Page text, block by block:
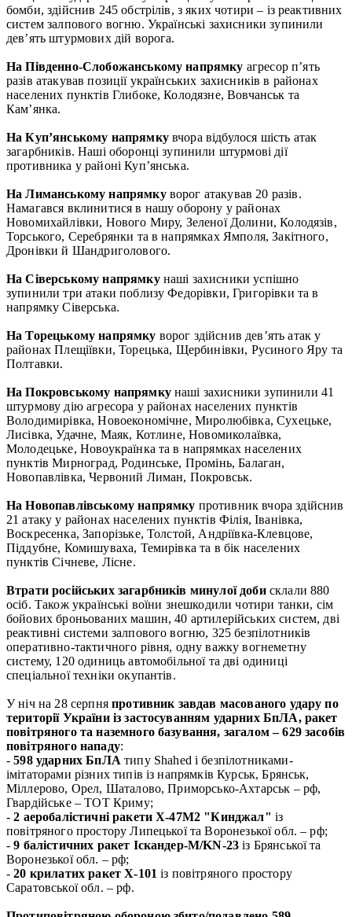
бомби, здійснив 245 обстрілів, з яких чотири – із реактивних
систем залпового вогню. Українські захисники зупинили
дев’ять штурмових дій ворога.
На Південно-Слобожанському напрямку агресор п’ять
разів атакував позиції українських захисників в районах
населених пунктів Глибоке, Колодязне, Вовчанськ та
Кам’янка.
На Куп’янському напрямкувчора відбулося шість атак
загарбників. Наші оборонці зупинили штурмові дії
противника у районі Куп’янська.
На Лиманському напрямкуворог атакував 20 разів.
Намагався вклинитися в нашу оборону у районах
Новомихайлівки, Нового Миру, Зеленої Долини, Колодязів,
Торського, Серебрянки та в напрямках Ямполя, Закітного,
Дронівки й Шандриголового.
На Сіверському напрямкунаші захисники успішно
зупинили три атаки поблизу Федорівки, Григорівки та в
напрямку Сіверська.
На Торецькому напрямку ворог здійснив дев’ять атак у
районах Плещіївки, Торецька, Щербинівки, Русиного Яру та
Полтавки.
На Покровському напрямкунаші захисники зупинили 41
штурмову дію агресора у районах населених пунктів
Володимирівка, Новоекономічне, Миролюбівка, Сухецьке,
Лисівка, Удачне, Маяк, Котлине, Новомиколаївка,
Молодецьке, Новоукраїнка та в напрямках населених
пунктів Мирноград, Родинське, Промінь, Балаган,
Новопавлівка, Червоний Лиман, Покровськ.
На Новопавлівському напрямку противник вчора здійснив
21 атаку у районах населених пунктів Філія, Іванівка,
Воскресенка, Запорізьке, Толстой, Андріївка-Клевцове,
Піддубне, Комишуваха, Темирівка та в бік населених
пунктів Січневе, Лісне.
Втрати російських загарбників минулої доби склали 880
осіб. Також українські воїни знешкодили чотири танки, сім
бойових броньованих машин, 40 артилерійських систем, дві
реактивні системи залпового вогню, 325 безпілотників
оперативно-тактичного рівня, одну важку вогнеметну
систему, 120 одиниць автомобільної та дві одиниці
спеціальної техніки окупантів.
У ніч на 28 серпняпротивник завдав масованого удару по
території України із застосуванням ударних БпЛА, ракет
повітряного та наземного базування, загалом – 629 засобів
повітряного нападу:
-598 ударних БпЛАтипу Shahed і безпілотниками-
імітаторами різних типів із напрямків Курськ, Брянськ,
Міллерово, Орел, Шаталово, Приморсько-Ахтарськ – рф,
Гвардійське – ТОТ Криму;
-2 аеробалістичні ракети Х-47М2 "Кинджал" із
повітряного простору Липецької та Воронезької обл. – рф;
-9 балістичних ракет Іскандер-М/KN-23 із Брянської та
Воронезької обл. – рф;
-20 крилатих ракет Х-101 із повітряного простору
Саратовської обл. – рф.